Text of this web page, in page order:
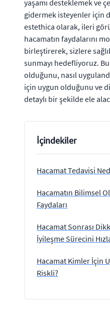
yaşamı desteklemek ve
gidermek isteyenler için
estethica olarak, ileri
hacamatın faydalarını
birleştirerek, sizlere
sunmayı hedefliyoruz. Bu
olduğunu, nasıl
için uygun olduğunu ve
detaylı bir şekilde ele
İçindekiler
Hacamat Tedavisi
Hacamatın Bilimsel
Faydaları
Hacamat Sonrası
İyileşme Sürecini
Hacamat Kimler İçin
Riskli?